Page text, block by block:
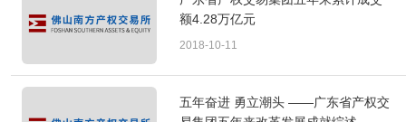
额4.28万亿元
2018-10-11
五年奋进 勇立潮头 ——广东省产权交